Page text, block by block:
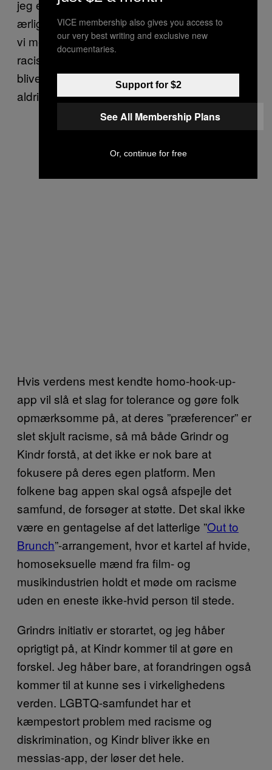
jeg er helt vild med asiatiske fyre!” Jeg er
ærligt talt træt af det. År efter år oversvømmes
vi med debatindlæg om, hvor udbredt
racisme er indenfor queer-samfundet. Folk
bliver naturligvis forargede, men der sker
aldrig noget.
Hvis verdens mest kendte homo-hook-up-
app vil slå et slag for tolerance og gøre folk
opmærksomme på, at deres ”præferencer” er
slet skjult racisme, så må både Grindr og
Kindr forstå, at det ikke er nok bare at
fokusere på deres egen platform. Men
folkene bag appen skal også afspejle det
samfund, de forsøger at støtte. Det skal ikke
være en gentagelse af det latterlige ”Out to
Brunch”-arrangement, hvor et kartel af hvide,
homoseksuelle mænd fra film- og
musikindustrien holdt et møde om racisme
uden en eneste ikke-hvid person til stede.
Grindrs initiativ er storartet, og jeg håber
oprigtigt på, at Kindr kommer til at gøre en
forskel. Jeg håber bare, at forandringen også
kommer til at kunne ses i virkelighedens
verden. LGBTQ-samfundet har et
kæmpestort problem med racisme og
diskrimination, og Kindr bliver ikke en
messias-app, der løser det hele.
VICE membership also gives you access to
our very best writing and exclusive new
documentaries.
Support for $2
See All Membership Plans
Or, continue for free